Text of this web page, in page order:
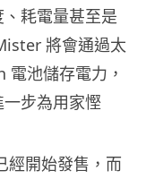
耗電量甚至是
將會通過太
池儲存電力，
步為用家慳
經開始發售，而